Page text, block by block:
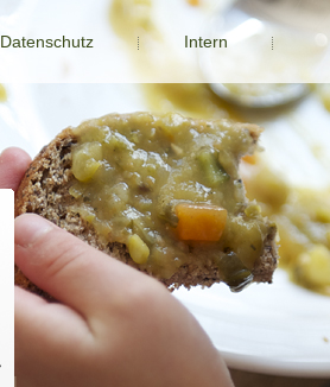
Datenschutz Intern